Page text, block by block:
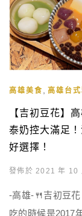
高雄美食 高雄台
【吉初豆花】
泰奶控大滿足
好選擇！
發佈於 2021 年 10
-高雄-🍴吉初豆
吃的時候是2017